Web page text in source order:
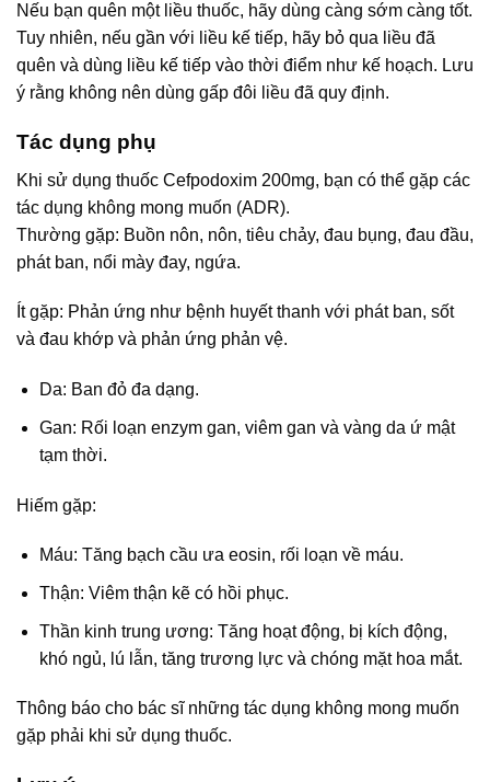
Nếu bạn quên một liều thuốc, hãy dùng càng sớm càng tốt.
Tuy nhiên, nếu gần với liều kế tiếp, hãy bỏ qua liều đã
quên và dùng liều kế tiếp vào thời điểm như kế hoạch. Lưu
ý rằng không nên dùng gấp đôi liều đã quy định.
Tác dụng phụ
Khi sử dụng thuốc Cefpodoxim 200mg, bạn có thể gặp các
tác dụng không mong muốn (ADR).
Thường gặp: Buồn nôn, nôn, tiêu chảy, đau bụng, đau đầu,
phát ban, nổi mày đay, ngứa.
Ít gặp: Phản ứng như bệnh huyết thanh với phát ban, sốt
và đau khớp và phản ứng phản vệ.
Da: Ban đỏ đa dạng.
Gan: Rối loạn enzym gan, viêm gan và vàng da ứ mật
tạm thời.
Hiếm gặp:
Máu: Tăng bạch cầu ưa eosin, rối loạn về máu.
Thận: Viêm thận kẽ có hồi phục.
Thần kinh trung ương: Tăng hoạt động, bị kích động,
khó ngủ, lú lẫn, tăng trương lực và chóng mặt hoa mắt.
Thông báo cho bác sĩ những tác dụng không mong muốn
gặp phải khi sử dụng thuốc.